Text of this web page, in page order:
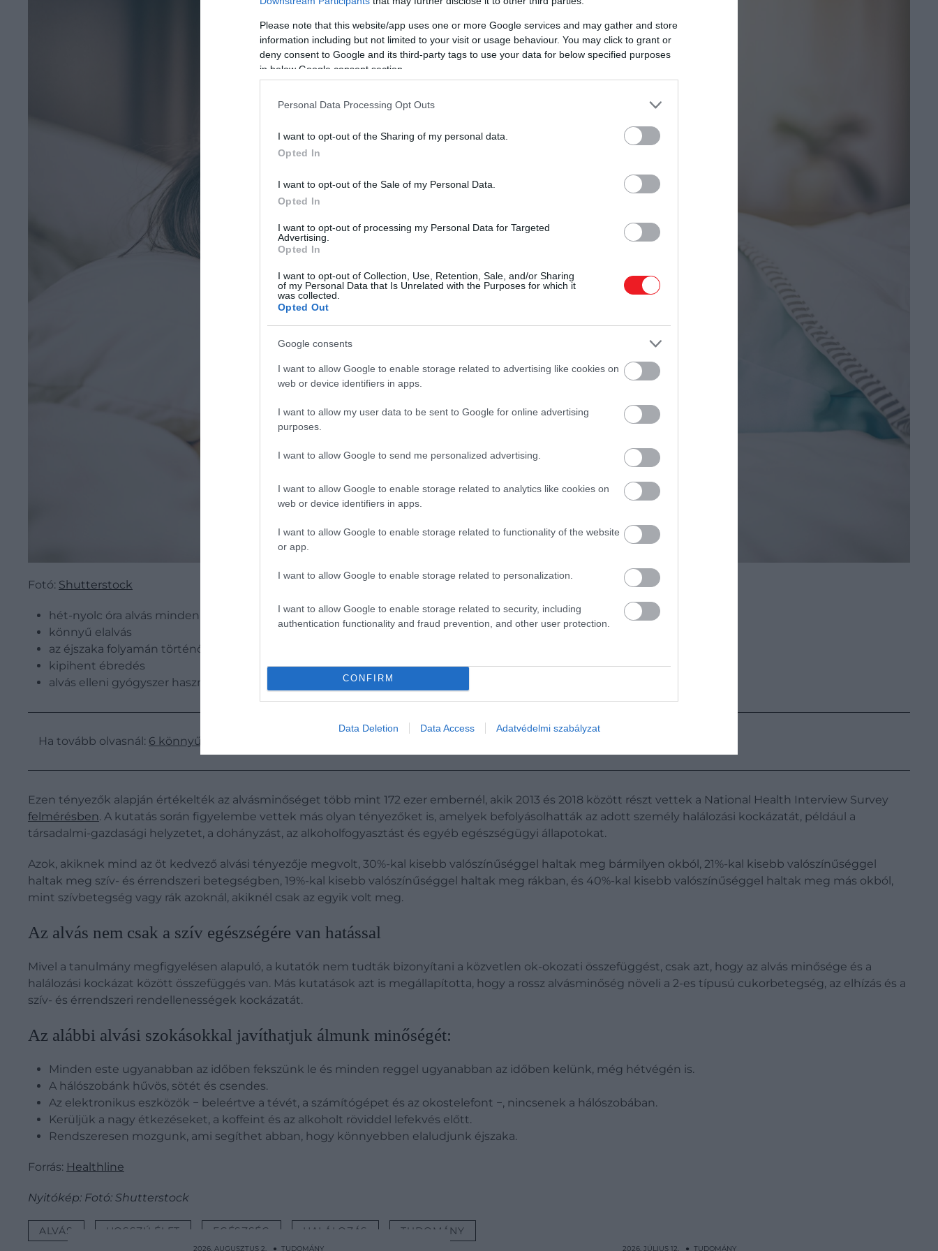
Please note that this website/app uses one or more Google services and may gather and store
information including but not limited to your visit or usage behaviour. You may click to grant or
deny consent to Google and its third-party tags to use your data for below specified purposes
in below Google consent section.
Personal Data Processing Opt Outs
I want to opt-out of the Sharing of my personal data.
Opted In
I want to opt-out of the Sale of my Personal Data.
Opted In
I want to opt-out of processing my Personal Data for Targeted
Advertising.
Opted In
I want to opt-out of Collection, Use, Retention, Sale, and/or Sharing
of my Personal Data that Is Unrelated with the Purposes for which it
was collected.
Opted Out
Google consents
I want to allow Google to enable storage related to advertising like cookies on
web or device identifiers in apps.
I want to allow my user data to be sent to Google for online advertising
purposes.
I want to allow Google to send me personalized advertising.
I want to allow Google to enable storage related to analytics like cookies on
web or device identifiers in apps.
I want to allow Google to enable storage related to functionality of the website
or app.
I want to allow Google to enable storage related to personalization.
I want to allow Google to enable storage related to security, including
authentication functionality and fraud prevention, and other user protection.
CONFIRM
Data Deletion Data Access Adatvédelmi szabályzat
Fotó: Shutterstock
hét-nyolc óra alvás minden éjszaka
könnyű elalvás
az éjszaka folyamán történő alvás
kipihent ébredés
alvás elleni gyógyszer használatának mellőzése
Ha tovább olvasnál: 6 könnyű gyakorlat lefekvés előtt, ami segít jobban aludni
Ezen tényezők alapján értékelték az alvásminőséget több mint 172 ezer embernél, akik 2013 és 2018 között részt vettek a National Health Interview Survey
felmérésben. A kutatás során figyelembe vettek más olyan tényezőket is, amelyek befolyásolhatták az adott személy halálozási kockázatát, például a
társadalmi-gazdasági helyzetet, a dohányzást, az alkoholfogyasztást és egyéb egészségügyi állapotokat.
Azok, akiknek mind az öt kedvező alvási tényezője megvolt, 30%-kal kisebb valószínűséggel haltak meg bármilyen okból, 21%-kal kisebb valószínűséggel
haltak meg szív- és érrendszeri betegségben, 19%-kal kisebb valószínűséggel haltak meg rákban, és 40%-kal kisebb valószínűséggel haltak meg más okból,
mint szívbetegség vagy rák azoknál, akiknél csak az egyik volt meg.
​Az alvás nem csak a szív egészségére van hatással
Mivel a tanulmány megfigyelésen alapuló, a kutatók nem tudták bizonyítani a közvetlen ok-okozati összefüggést, csak azt, hogy az alvás minősége és a
halálozási kockázat között összefüggés van. Más kutatások azt is megállapította, hogy a rossz alvásminőség növeli a 2-es típusú cukorbetegség, az elhízás és a
szív- és érrendszeri rendellenességek kockázatát.
Az alábbi alvási szokásokkal javíthatjuk álmunk minőségét:
Minden este ugyanabban az időben fekszünk le és minden reggel ugyanabban az időben kelünk, még hétvégén is.
A hálószobánk hűvös, sötét és csendes.
Az elektronikus eszközök − beleértve a tévét, a számítógépet és az okostelefont −, nincsenek a hálószobában.
Kerüljük a nagy étkezéseket, a koffeint és az alkoholt röviddel lefekvés előtt.
Rendszeresen mozgunk, ami segíthet abban, hogy könnyebben elaludjunk éjszaka.
Forrás: Healthline
Nyitókép: Fotó: Shutterstock
ALVÁS HOSSZÚ ÉLET EGÉSZSÉG HALÁLOZÁS TUDOMÁNY
2026. AUGUSZTUS 2. ● TUDOMÁNY 2026. JÚLIUS 12. ● TUDOMÁNY